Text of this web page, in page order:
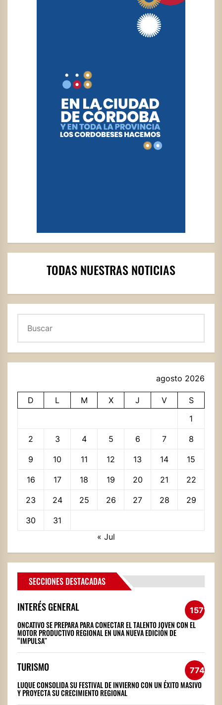
TODAS NUESTRAS NOTICIAS
agosto 2026
D L M X J V
S
1
2 3 4 5 6 7 8
9 10 11 12 13 14 15
16 17 18 19 20 21 22
23 24 25 26 27 28 29
30
31
« Jul
SECCIONES DESTACADAS
INTERÉS GENERAL 1571
ONCATIVO SE PREPARA PARA CONECTAR EL TALENTO JOVEN CON EL
MOTOR PRODUCTIVO REGIONAL EN UNA NUEVA EDICIÓN DE
“IMPULSA”
TURISMO 774
LUQUE CONSOLIDA SU FESTIVAL DE INVIERNO CON UN ÉXITO MASIVO
Y PROYECTA SU CRECIMIENTO REGIONAL